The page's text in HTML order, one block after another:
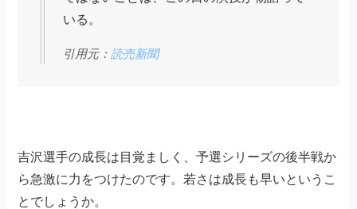
いる。
引用元： 読売新聞
吉沢選手の成長は目覚ましく、予選シリーズの後半戦か
ら急激に力をつけたのです。若さは成長も早いというこ
とでしょうか。